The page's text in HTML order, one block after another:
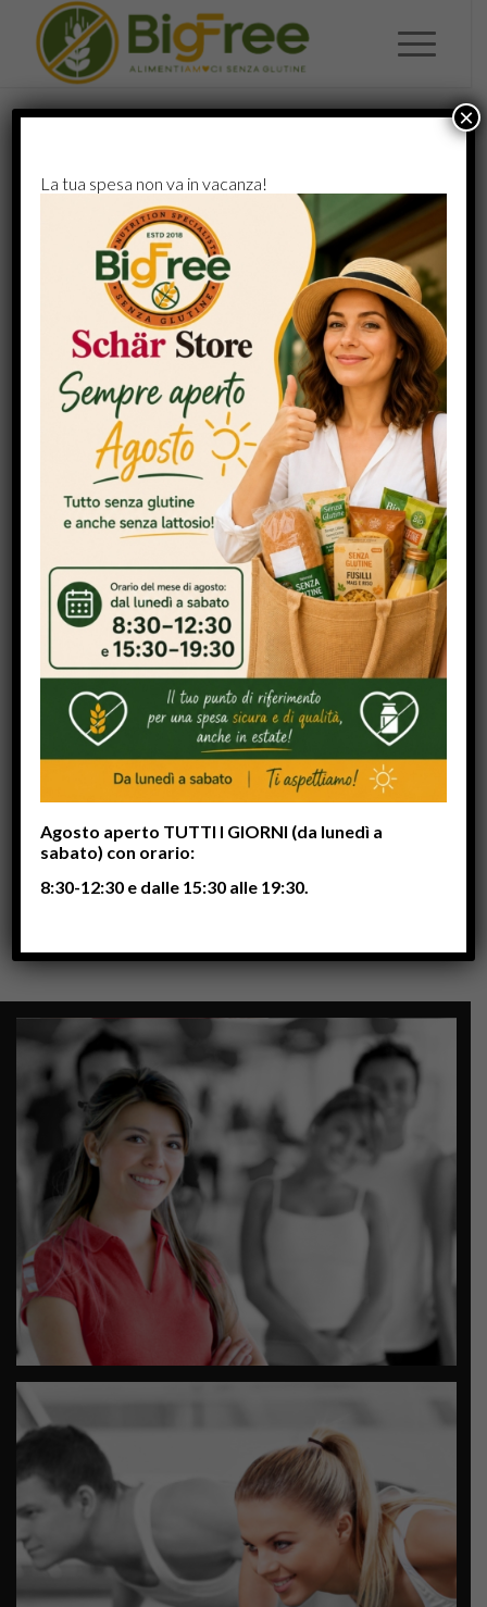
ABOUT US.
Lorem ipsum dolor sit amet, consectetuer adipiscing
elit. Aenean commodo ligula eget dolor. Aenean
massa. Cum sociis natoque penatibus et magnis dis
parturient montes
, nascetur ridiculus mus.
Donec quam felis, ultricies nec, pellentesque eu,
pretium quis, sem. Nulla consequat massa quis enim.
OUR TEAM
Donec pede justo, fringilla vel, aliquet nec, vulputate
eget, arcu. In enim justo, rhoncus ut, imperdiet a,
venenatis vitae, justo. Nullam dictum felis eu pede
mollis pretium. Integer tincidunt.
Cras dapibus. Vivamus elementum
semper nisi.
Aenean vulputate eleifend tellus. Aenean leo ligula.
OUR STUDIOS
La tua spesa non va in vacanza!
Agosto aperto TUTTI I GIORNI (da lunedì a
sabato) con orario:
8:30-12:30 e dalle 15:30 alle 19:30.
×